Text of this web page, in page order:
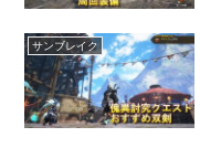
サンブレイク